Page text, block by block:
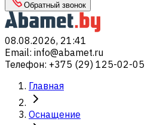
Обратный звонок
08.08.2026, 21:41
Email: info@abamet.ru
Телефон: +375 (29) 125-02-05
Главная
Оснащение